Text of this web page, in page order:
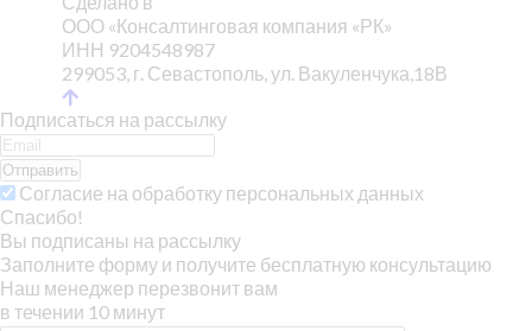
ООО «Консалтинговая компания «РК»
ИНН 9204548987
299053, г. Севастополь, ул. Вакуленчука,18В
Подписаться на рассылку
Отправить
Согласие на обработку персональных данных
Спасибо!
Вы подписаны на рассылку
Заполните форму и получите бесплатную консультацию
Наш менеджер перезвонит вам
в течении 10 минут